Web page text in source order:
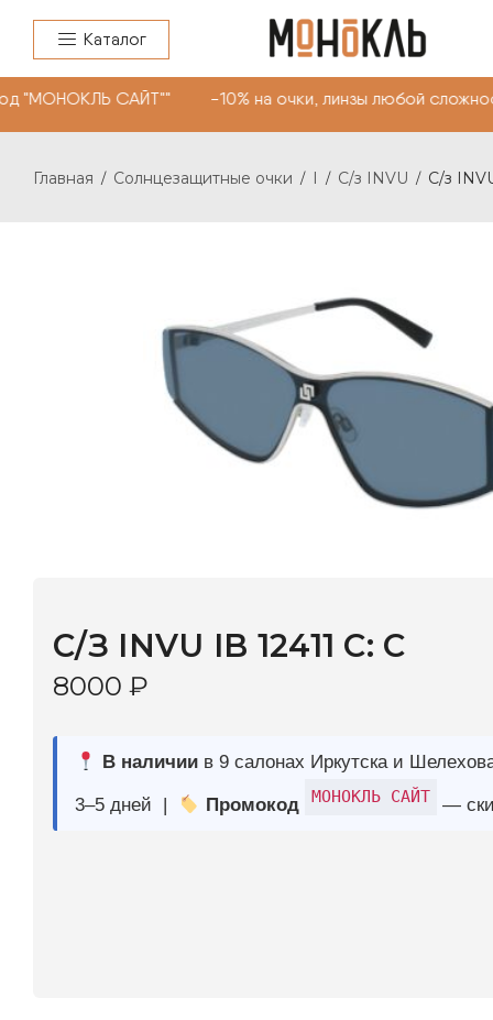
Каталог
САЙТ"" -10% на очки, линзы любой
Главная / Солнцезащитные очки / I / С/з INVU / С/з
В наличии в 9 салонах Иркутска и Шелехова |